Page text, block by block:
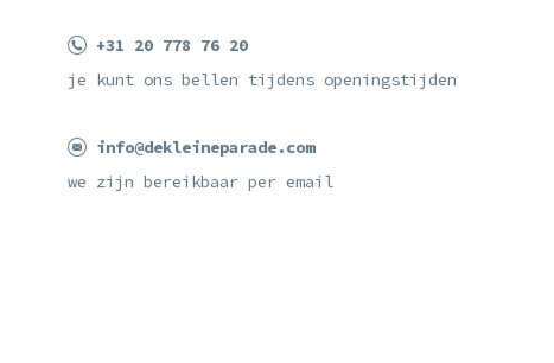
+31 20 778 76 20
je kunt ons bellen tijdens openingstijden
info@dekleineparade.com
we zijn bereikbaar per email